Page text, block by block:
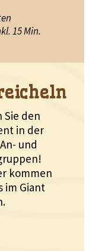
15 Min.
Sie den
in der
und
kommen
im Giant